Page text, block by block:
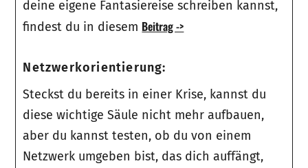
deine eigene Fantasiereise schreiben kannst,
findest du in diesem Beitrag ->
Netzwerkorientierung:
Steckst du bereits in einer Krise, kannst du
diese wichtige Säule nicht mehr aufbauen,
aber du kannst testen, ob du von einem
Netzwerk umgeben bist, das dich auffängt,